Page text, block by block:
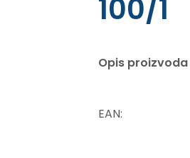
100/1
Opis proizvoda
EAN: